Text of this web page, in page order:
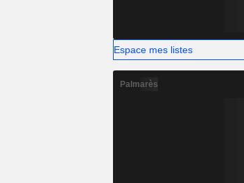
Espace mes listes
Palmarès